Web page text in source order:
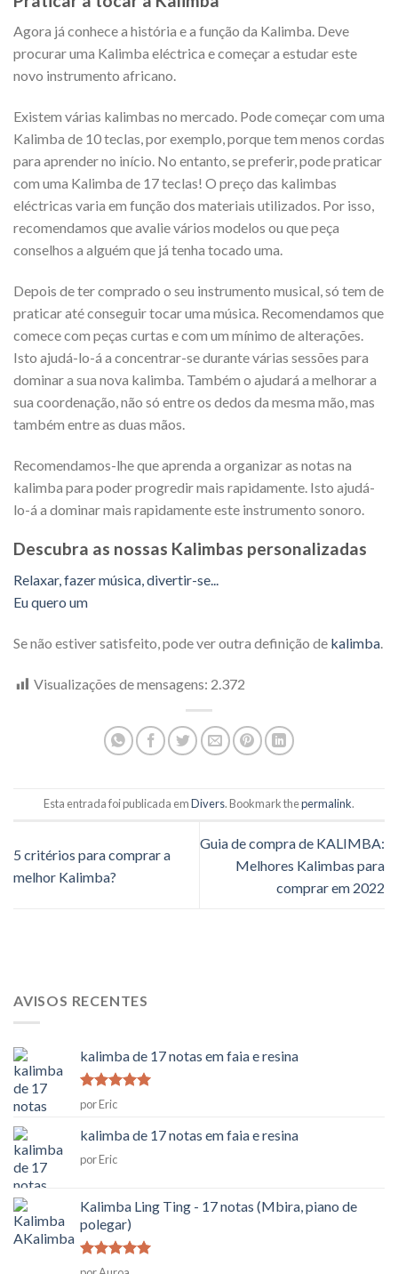
Agora já conhece a história e a função da Kalimba. Deve
procurar uma Kalimba eléctrica e começar a estudar este
novo instrumento africano.
Existem várias kalimbas no mercado. Pode começar com uma
Kalimba de 10 teclas, por exemplo, porque tem menos cordas
para aprender no início. No entanto, se preferir, pode praticar
com uma Kalimba de 17 teclas! O preço das kalimbas
eléctricas varia em função dos materiais utilizados. Por isso,
recomendamos que avalie vários modelos ou que peça
conselhos a alguém que já tenha tocado uma.
Depois de ter comprado o seu instrumento musical, só tem de
praticar até conseguir tocar uma música. Recomendamos que
comece com peças curtas e com um mínimo de alterações.
Isto ajudá-lo-á a concentrar-se durante várias sessões para
dominar a sua nova kalimba. Também o ajudará a melhorar a
sua coordenação, não só entre os dedos da mesma mão, mas
também entre as duas mãos.
Recomendamos-lhe que aprenda a organizar as notas na
kalimba para poder progredir mais rapidamente. Isto ajudá-
lo-á a dominar mais rapidamente este instrumento sonoro.
Descubra as nossas Kalimbas personalizadas
Relaxar, fazer música, divertir-se...
Eu quero um
Se não estiver satisfeito, pode ver outra definição de kalimba.
Visualizações de mensagens: 2.372
Esta entrada foi publicada emDivers. Bookmark thepermalink.
5 critérios para comprar a
melhor Kalimba?
Guia de compra de KALIMBA:
Melhores Kalimbas para
comprar em 2022
AVISOS RECENTES
kalimba de 17 notas em faia e resina
Classificado
como
5
por Eric
kalimba de 17 notas em faia e resina
por Eric
Kalimba Ling Ting - 17 notas (Mbira, piano de
polegar)
Classificado